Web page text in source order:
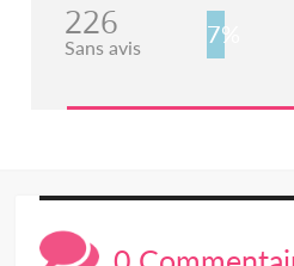
226
Sans avis 7%